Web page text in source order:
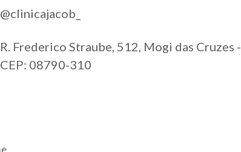
@clinicajacob_
R. Frederico Straube, 512, Mogi das Cruzes
CEP: 08790-310